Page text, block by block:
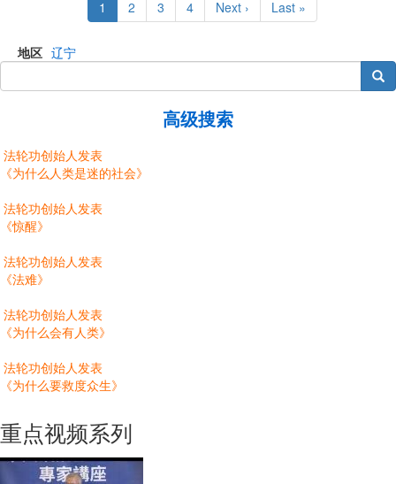
Current
page
1 Page
2 Page
3 Page
4
Next
page
Next ›
Last
page
Last »
地区 辽宁
搜索
高级搜索
法轮功创始人发表
《为什么人类是迷的社会》
法轮功创始人发表
《惊醒》
法轮功创始人发表
《法难》
法轮功创始人发表
《为什么会有人类》
法轮功创始人发表
《为什么要救度众生》
重点视频系列